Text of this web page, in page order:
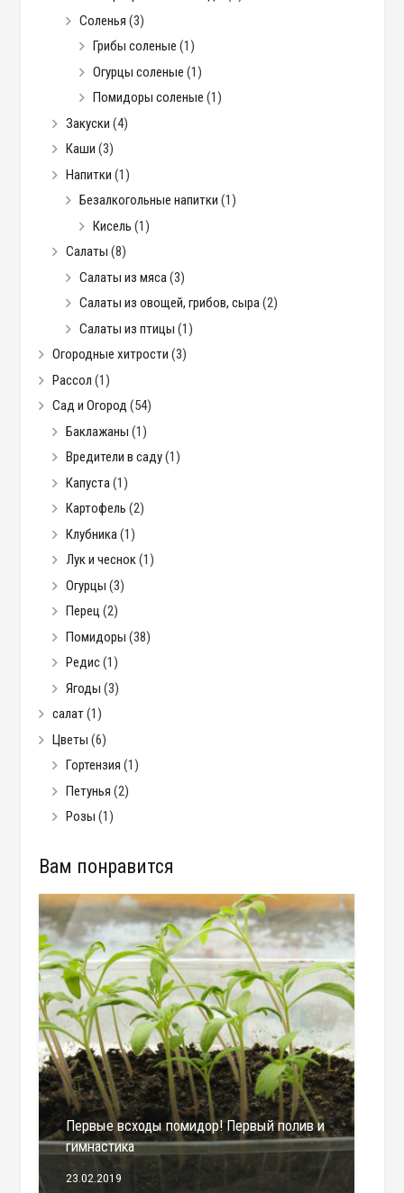
Соленья (3)
Грибы соленые (1)
Огурцы соленые (1)
Помидоры соленые (1)
Закуски (4)
Каши (3)
Напитки (1)
Безалкогольные напитки (1)
Кисель (1)
Салаты (8)
Салаты из мяса(3)
Салаты из овощей, грибов, сыра(2)
Салаты из птицы (1)
Огородные хитрости (3)
Рассол (1)
Сад и Огород (54)
Баклажаны (1)
Вредители в саду(1)
Капуста(1)
Картофель (2)
Клубника(1)
Лук и чеснок(1)
Огурцы (3)
Перец (2)
Помидоры (38)
Редис(1)
Ягоды (3)
салат(1)
Цветы (6)
Гортензия (1)
Петунья (2)
Розы (1)
Вам понравится
Первые всходы помидор! Первый полив и
гимнастика
23.02.2019